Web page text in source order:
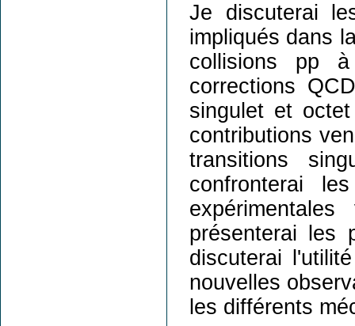
Je discuterai
impliqués dans
collisions pp
corrections
singulet et
contributions
transitions
confronterai
présenterai les
discuterai
nouvelles
les différents